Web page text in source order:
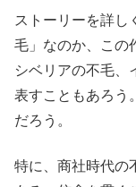
ストーリーを詳し
毛」なのか、この
シベリアの不毛、
表すこともあろう
だろう。
特に、商社時代の